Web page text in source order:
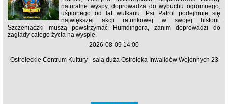
naturalne wyspy, doprowadza do wybuchu ogromnego,
uśpionego od lat wulkanu. Psi Patrol podejmuje się
największej akcji ratunkowej w swojej historii.
Szczeniaczki muszą powstrzymać Humdingera, zanim doprowadzi do
zagłady całego życia na wyspie.
2026-08-09 14:00
Ostrołęckie Centrum Kultury - sala duża Ostrołęka Inwalidów Wojennych 23